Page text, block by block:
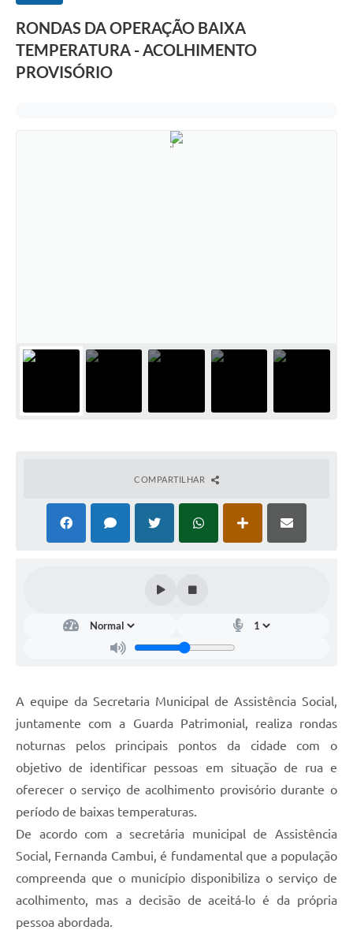
RONDAS DA OPERAÇÃO BAIXA
TEMPERATURA - ACOLHIMENTO
PROVISÓRIO
COMPARTILHAR
A equipe da Secretaria Municipal de Assistência Social,
juntamente com a Guarda Patrimonial, realiza rondas
noturnas pelos principais pontos da cidade com o
objetivo de identificar pessoas em situação de rua e
oferecer o serviço de acolhimento provisório durante o
período de baixas temperaturas.
De acordo com a secretária municipal de Assistência
Social, Fernanda Cambui, é fundamental que a população
compreenda que o município disponibiliza o serviço de
acolhimento, mas a decisão de aceitá-lo é da própria
pessoa abordada.